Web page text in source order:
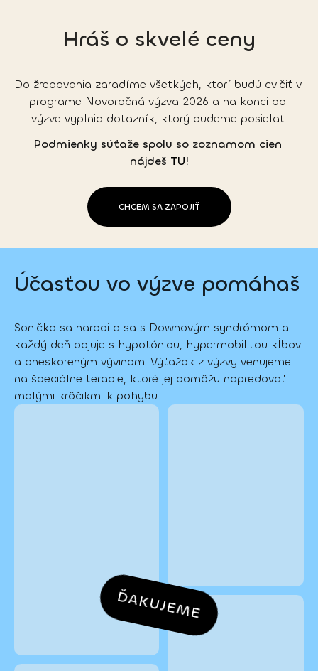
Hráš o skvelé ceny
Do žrebovania zaradíme všetkých, ktorí budú cvičiť v
programe Novoročná výzva 2026 a na konci po
výzve vyplnia dotazník, ktorý budeme posielať.
Podmienky súťaže spolu so zoznamom cien
nájdeš TU!
CHCEM SA ZAPOJIŤ
Účasťou vo výzve pomáhaš
Sonička sa narodila sa s Downovým syndrómom a
každý deň bojuje s hypotóniou, hypermobilitou kĺbov
a oneskoreným vývinom. Výťažok z výzvy venujeme
na špeciálne terapie, ktoré jej pomôžu napredovať
malými krôčikmi k pohybu.
ĎAKUJEME